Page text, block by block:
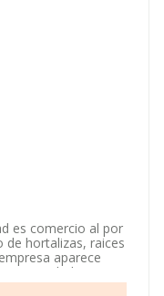
es comercio al por
de hortalizas, raices
aparece
Sociedad
con código